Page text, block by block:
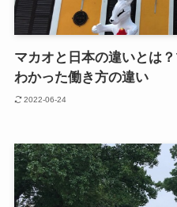
マカオと日本の違いとは
わかった働き方の違い
2022-06-24